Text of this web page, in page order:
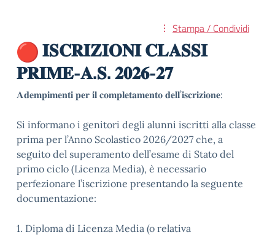
Stampa / Condividi
𝐈𝐒𝐂𝐑𝐈𝐙𝐈𝐎𝐍𝐈 𝐂𝐋𝐀𝐒𝐒𝐈
𝐏𝐑𝐈𝐌𝐄-𝐀.𝐒. 𝟐𝟎𝟐𝟔-𝟐𝟕
𝐀𝐝𝐞𝐦𝐩𝐢𝐦𝐞𝐧𝐭𝐢 𝐩𝐞𝐫 𝐢𝐥 𝐜𝐨𝐦𝐩𝐥𝐞𝐭𝐚𝐦𝐞𝐧𝐭𝐨 𝐝𝐞𝐥𝐥’𝐢𝐬𝐜𝐫𝐢𝐳𝐢𝐨𝐧𝐞:
Si informano i genitori degli alunni iscritti alla classe
prima per l’Anno Scolastico 2026/2027 che, a
seguito del superamento dell’esame di Stato del
primo ciclo (Licenza Media), è necessario
perfezionare l’iscrizione presentando la seguente
documentazione:
1. Diploma di Licenza Media (o relativa